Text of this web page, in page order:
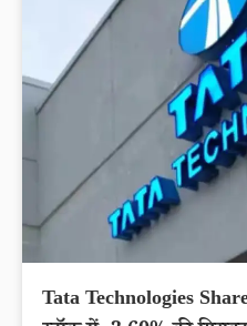
Tata Technologies